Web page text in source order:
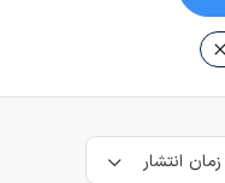
زمان انتشار